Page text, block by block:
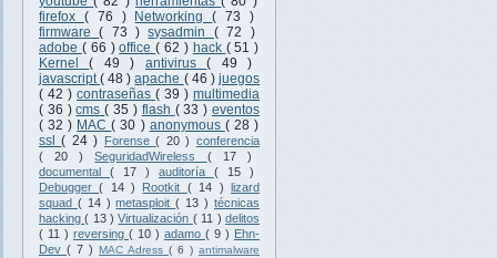
firefox ( 76 ) Networking( 73 )
firmware( 73 )sysadmin ( 72 )
adobe ( 66 )office( 62 ) hack ( 51 )
Kernel( 49 ) antivirus( 49 )
javascript( 48 )apache ( 46 ) juegos
( 42 ) contraseñas ( 39 ) multimedia
( 36 )cms( 35 ) flash ( 33 )eventos
( 32 ) MAC( 30 ) anonymous ( 28 )
ssl( 24 ) Forense( 20 ) conferencia
( 20 )SeguridadWireless ( 17 )
documental ( 17 ) auditoría ( 15 )
Debugger( 14 ) Rootkit ( 14 ) lizard
squad ( 14 )metasploit( 13 ) técnicas
hacking( 13 )Virtualización ( 11 ) delitos
( 11 ) reversing ( 10 ) adamo ( 9 ) Ehn-
Dev ( 7 ) MAC Adress ( 6 ) antimalware